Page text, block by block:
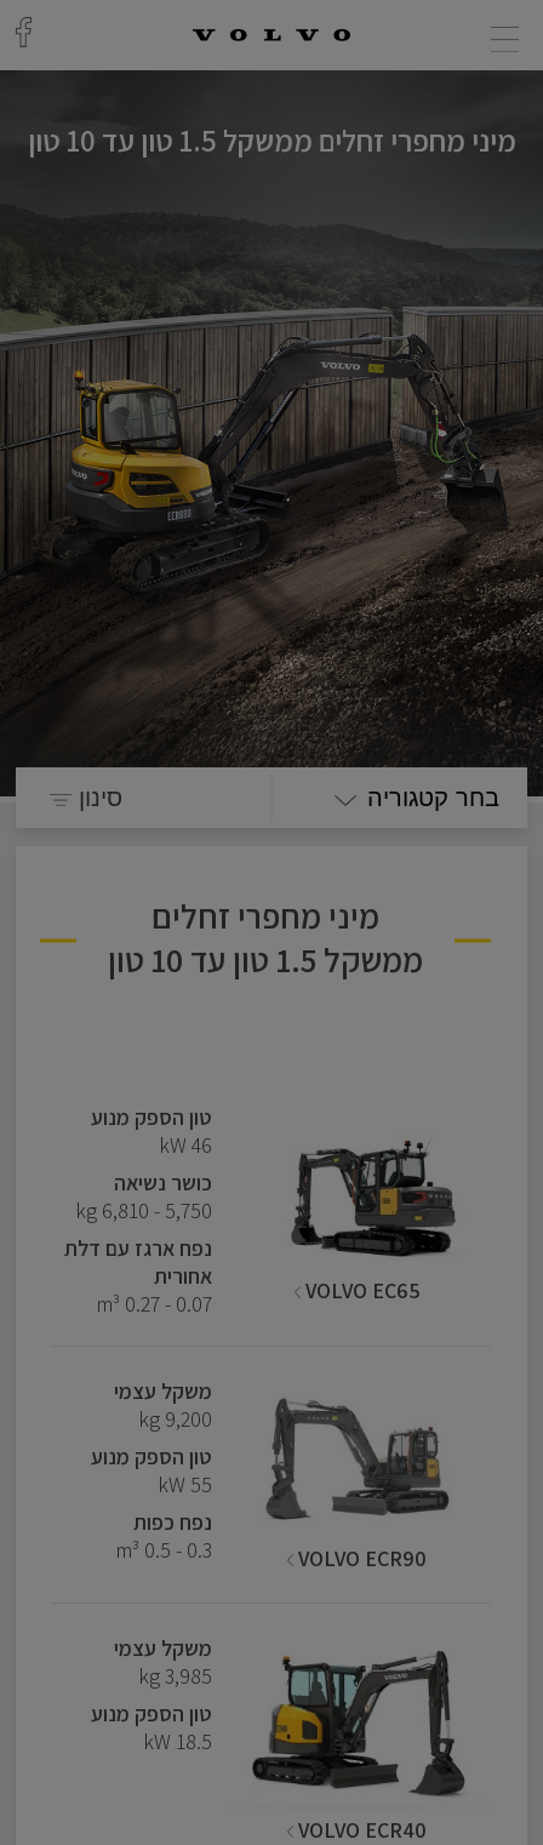
מיני מחפרי זחלים ממשקל 1.5 טון עד 10 טון
בחר קטגוריה סינון
מיני מחפרי זחלים
ממשקל 1.5 טון עד 10 טון
VOLVO EC65
טון הספק מנוע
46 kW
כושר נשיאה
5,750 - 6,810 kg
נפח ארגז עם דלת
אחורית
0.07 - 0.27 m³
VOLVO ECR90
משקל עצמי
9,200 kg
טון הספק מנוע
55 kW
נפח כפות
0.3 - 0.5 m³
VOLVO ECR40
משקל עצמי
3,985 kg
טון הספק מנוע
18.5 kW